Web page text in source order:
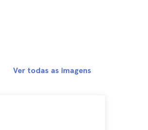
Ver todas as imagens